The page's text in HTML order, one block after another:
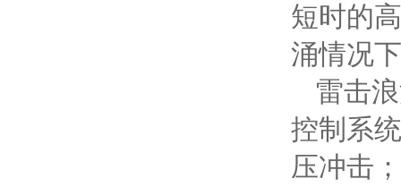
短时的
涌情况
雷击
控制系
压冲击